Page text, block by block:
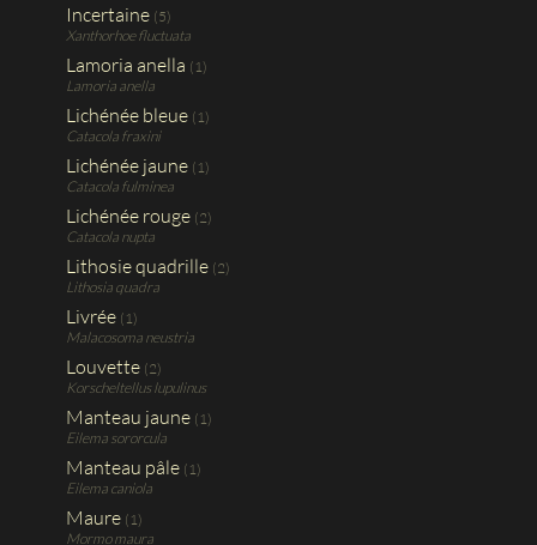
Incertaine (5)
Xanthorhoe fluctuata
Lamoria anella (1)
Lamoria anella
Lichénée bleue (1)
Catacola fraxini
Lichénée jaune (1)
Catacola fulminea
Lichénée rouge (2)
Catacola nupta
Lithosie quadrille (2)
Lithosia quadra
Livrée (1)
Malacosoma neustria
Louvette (2)
Korscheltellus lupulinus
Manteau jaune (1)
Eilema sororcula
Manteau pâle (1)
Eilema caniola
Maure (1)
Mormo maura